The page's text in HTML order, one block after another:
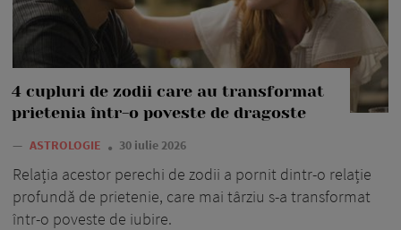
4 cupluri de zodii care au transformat
prietenia într-o poveste de dragoste
— ASTROLOGIE 30 iulie 2026
Relația acestor perechi de zodii a pornit dintr-o relație
profundă de prietenie, care mai târziu s-a transformat
într-o poveste de iubire.